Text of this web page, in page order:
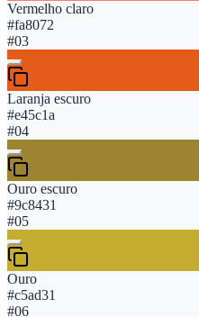
Vermelho claro
#fa8072
#03
Laranja escuro
#e45c1a
#04
Ouro escuro
#9c8431
#05
Ouro
#c5ad31
#06